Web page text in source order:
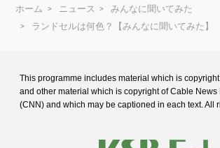
ホーム ニュース
みんなに聞いてみた
ランドセルは何色？【みんなに聞いてみた】
This programme includes material which is
and other material which is copyright of Cable News
(CNN) and which may be captioned in each text. All